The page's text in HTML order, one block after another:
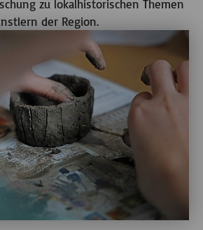
zu lokalhistorischen Themen
der Region.